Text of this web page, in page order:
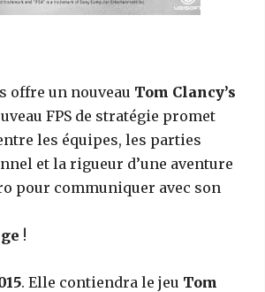
offre un nouveau Tom Clancy’s
FPS de stratégie promet
les équipes, les parties
et la rigueur d’une aventure
pour communiquer avec son
!
. Elle contiendra le jeu Tom